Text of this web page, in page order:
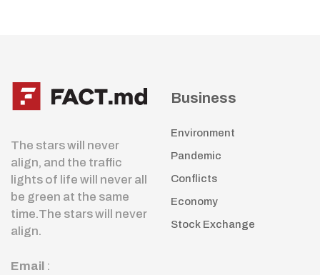
The stars will never
align, and the traffic
lights of life will never all
be green at the same
time.The stars will never
align.
Email :
Business
Environment
Pandemic
Conflicts
Economy
Stock Exchange